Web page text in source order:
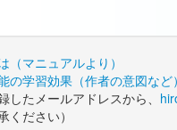
マニュアルより）
の学習効果（作者の意図など
たメールアドレスから、
ださい）